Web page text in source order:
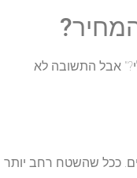
אבל התשובה לא
ככל שהשטח רחב יותר